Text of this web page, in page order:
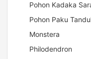
Pohon Kadaka
Pohon Paku
Monstera
Philodendron